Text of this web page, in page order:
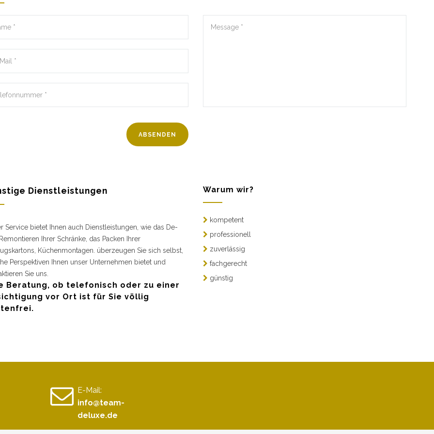
Dienstleistungen
Service bietet Ihnen auch Dienstleistungen, wie das De-
Ihrer Schränke, das Packen Ihrer
Küchenmontagen. überzeugen Sie sich selbst,
Perspektiven Ihnen unser Unternehmen bietet und
Sie uns.
Beratung, ob telefonisch oder zu einer
vor Ort ist für Sie völlig
Warum wir?
kompetent
professionell
zuverlässig
fachgerecht
günstig
E-Mail:
info@team-
deluxe.de